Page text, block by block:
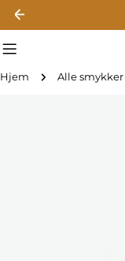
indhold
Hjem Alle smykker